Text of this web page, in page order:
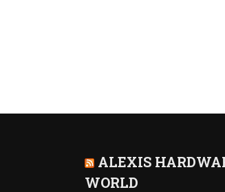
ALEXIS
WORLD